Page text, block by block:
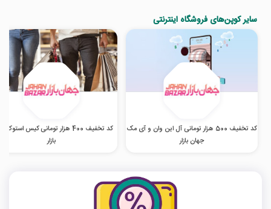
سایر کوپن‌های فروشگاه اینترنتی
کد تخفیف 500 هزار تومانی آل این وان و آی مک
جهان بازار
کد تخفیف 400 هزار تومانی کیس
بازار